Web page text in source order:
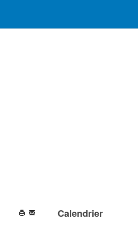
Calendrier